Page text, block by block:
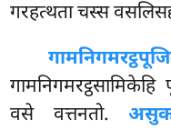
गरहत्थता चस्स
वसे वत्तनतो.